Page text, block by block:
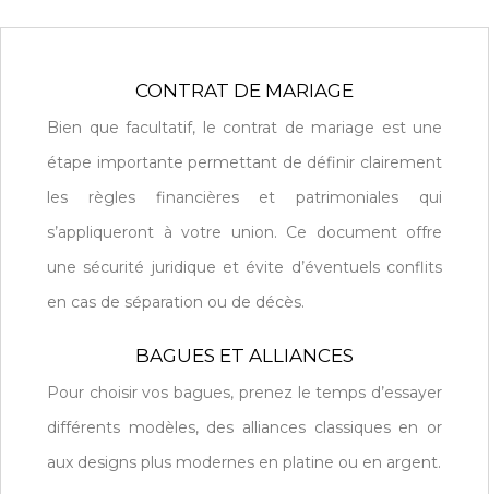
CONTRAT DE MARIAGE
Bien que facultatif, le contrat de mariage est une
étape importante permettant de définir clairement
les règles financières et patrimoniales qui
s’appliqueront à votre union. Ce document offre
une sécurité juridique et évite d’éventuels conflits
en cas de séparation ou de décès.
BAGUES ET ALLIANCES
Pour choisir vos bagues, prenez le temps d’essayer
différents modèles, des alliances classiques en or
aux designs plus modernes en platine ou en argent.